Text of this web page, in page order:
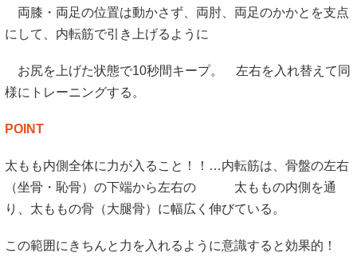
両膝・両足の位置は動かさず、両肘、両足のかかとを支点
にして、内転筋で引き上げるように
お尻を上げた状態で10秒間キープ。 左右を入れ替えて同
様にトレーニングする。
POINT
太もも内側全体に力が入ること！！…内転筋は、骨盤の左右
（坐骨・恥骨）の下端から左右の 太ももの内側を通
り、太ももの骨（大腿骨）に幅広く伸びている。
この範囲にきちんと力を入れるように意識すると効果的！